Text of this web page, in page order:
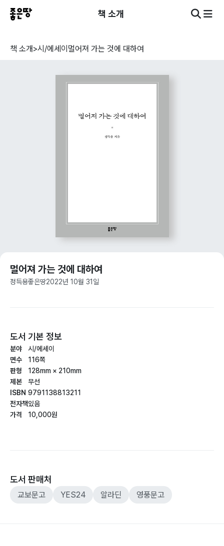
책 소개
책 소개>시/에세이 멀어져 가는 것에 대하여
멀어져 가는 것에 대하여
정득용좋은땅2022년 10월 31일
도서 기본 정보
분야
면수
판형
제본
ISBN
전자책
가격
시/에세이
116쪽
128mm × 210mm
무선
9791138813211
있음
10,000원
도서 판매처
교보문고 YES24 알라딘 영풍문고